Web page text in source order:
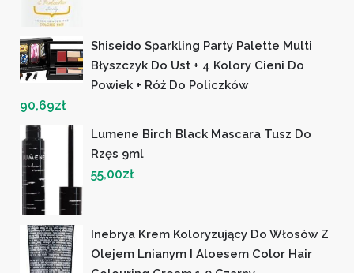
Shiseido Sparkling Party Palette Multi
Błyszczyk Do Ust + 4 Kolory Cieni Do
Powiek + Róż Do Policzków
90,69zł
Lumene Birch Black Mascara Tusz Do
Rzęs 9ml
55,00zł
Inebrya Krem Koloryzujący Do Włosów Z
Olejem Lnianym I Aloesem Color Hair